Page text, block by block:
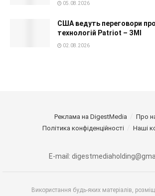
05.08.2026
США ведуть переговори про
технологій Patriot – ЗМІ
02.08.2026
Реклама на DigestMedia
Про
Політика конфіденційності
Наші
E-mail:
Використання будь-яких матеріалів,